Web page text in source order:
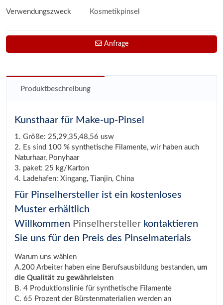
Verwendungszweck Kosmetikpinsel
Anfrage
Produktbeschreibung
Kunsthaar für Make-up-Pinsel
1. Größe: 25,29,35,48,56 usw
2. Es sind 100 % synthetische Filamente, wir haben auch
Naturhaar, Ponyhaar
3. paket: 25 kg/Karton
4. Ladehafen: Xingang, Tianjin, China
Für Pinselhersteller ist ein kostenloses
Muster erhältlich
Willkommen Pinselhersteller kontaktieren
Sie uns für den Preis des Pinselmaterials
Warum uns wählen
A.200 Arbeiter haben eine Berufsausbildung bestanden, um
die Qualität zu gewährleisten
B. 4 Produktionslinie für synthetische Filamente
C. 65 Prozent der Bürstenmaterialien werden an